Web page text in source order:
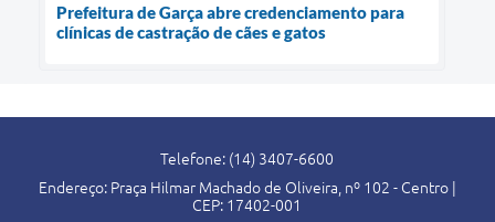
Prefeitura de Garça abre credenciamento para
clínicas de castração de cães e gatos
Telefone: (14) 3407-6600
Endereço: Praça Hilmar Machado de Oliveira, nº 102 - Centro |
CEP: 17402-001